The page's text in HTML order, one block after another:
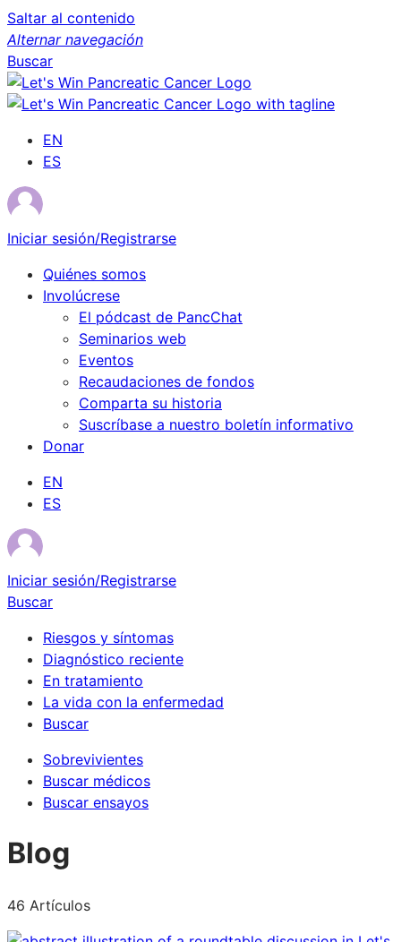
Saltar al contenido
Alternar navegación
Buscar
EN
ES
Iniciar sesión/Registrarse
Quiénes somos
Involúcrese
El pódcast de PancChat
Seminarios web
Eventos
Recaudaciones de fondos
Comparta su historia
Suscríbase a nuestro boletín informativo
Donar
EN
ES
Iniciar sesión/Registrarse
Buscar
Riesgos y síntomas
Diagnóstico reciente
En tratamiento
La vida con la enfermedad
Buscar
Sobrevivientes
Buscar médicos
Buscar ensayos
Blog
46 Artículos